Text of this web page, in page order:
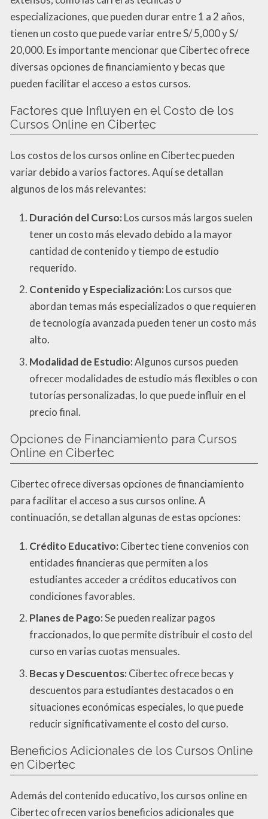
especializaciones, que pueden durar entre 1 a 2 años,
tienen un costo que puede variar entre S/ 5,000 y S/
20,000. Es importante mencionar que Cibertec ofrece
diversas opciones de financiamiento y becas que
pueden facilitar el acceso a estos cursos.
Factores que Influyen en el Costo de los
Cursos Online en Cibertec
Los costos de los cursos online en Cibertec pueden
variar debido a varios factores. Aquí se detallan
algunos de los más relevantes:
Duración del Curso: Los cursos más largos suelen
tener un costo más elevado debido a la mayor
cantidad de contenido y tiempo de estudio
requerido.
Contenido y Especialización: Los cursos que
abordan temas más especializados o que requieren
de tecnología avanzada pueden tener un costo más
alto.
Modalidad de Estudio:Algunos cursos pueden
ofrecer modalidades de estudio más flexibles o con
tutorías personalizadas, lo que puede influir en el
precio final.
Opciones de Financiamiento para Cursos
Online en Cibertec
Cibertec ofrece diversas opciones de financiamiento
para facilitar el acceso a sus cursos online. A
continuación, se detallan algunas de estas opciones:
Crédito Educativo: Cibertec tiene convenios con
entidades financieras que permiten a los
estudiantes acceder a créditos educativos con
condiciones favorables.
Planes de Pago:Se pueden realizar pagos
fraccionados, lo que permite distribuir el costo del
curso en varias cuotas mensuales.
Becas y Descuentos: Cibertec ofrece becas y
descuentos para estudiantes destacados o en
situaciones económicas especiales, lo que puede
reducir significativamente el costo del curso.
Beneficios Adicionales de los Cursos Online
en Cibertec
Además del contenido educativo, los cursos online en
Cibertec ofrecen varios beneficios adicionales que